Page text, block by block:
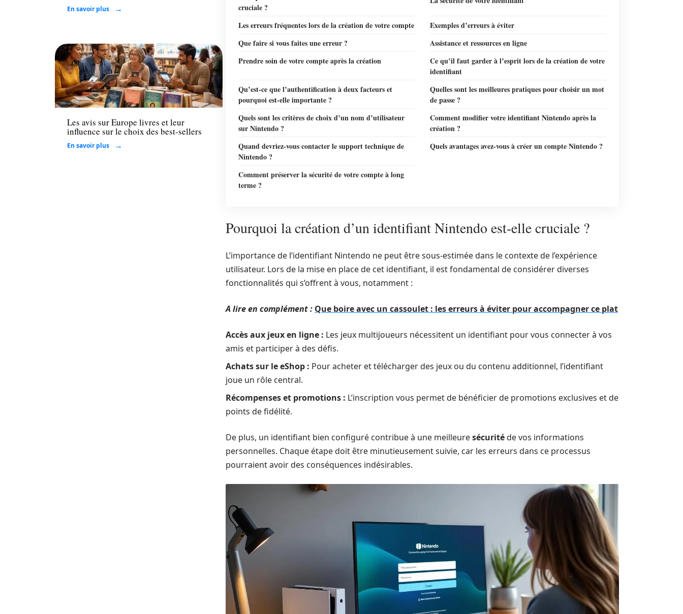
En savoir plus
Loisirs
Les avis sur Europe livres et leur
influence sur le choix des best-sellers
En savoir plus
cruciale ?
Les erreurs fréquentes lors de la création de votre compte
Exemples d’erreurs à éviter
Que faire si vous faites une erreur ?
Assistance et ressources en ligne
Prendre soin de votre compte après la création
Ce qu’il faut garder à l’esprit lors de la création de votre
identifiant
Qu’est-ce que l’authentification à deux facteurs et
pourquoi est-elle importante ?
Quelles sont les meilleures pratiques pour choisir un mot
de passe ?
Quels sont les critères de choix d’un nom d’utilisateur
sur Nintendo ?
Comment modifier votre identifiant Nintendo après la
création ?
Quand devriez-vous contacter le support technique de
Nintendo ?
Quels avantages avez-vous à créer un compte Nintendo ?
Comment préserver la sécurité de votre compte à long
terme ?
Pourquoi la création d’un identifiant Nintendo est-elle cruciale ?
L’importance de l’identifiant Nintendo ne peut être sous-estimée dans le contexte de l’expérience
utilisateur. Lors de la mise en place de cet identifiant, il est fondamental de considérer diverses
fonctionnalités qui s’offrent à vous, notamment :
A lire en complément : Que boire avec un cassoulet : les erreurs à éviter pour accompagner ce plat
Accès aux jeux en ligne : Les jeux multijoueurs nécessitent un identifiant pour vous connecter à vos
amis et participer à des défis.
Achats sur le eShop : Pour acheter et télécharger des jeux ou du contenu additionnel, l’identifiant
joue un rôle central.
Récompenses et promotions : L’inscription vous permet de bénéficier de promotions exclusives et de
points de fidélité.
De plus, un identifiant bien configuré contribue à une meilleuresécuritéde vos informations
personnelles. Chaque étape doit être minutieusement suivie, car les erreurs dans ce processus
pourraient avoir des conséquences indésirables.